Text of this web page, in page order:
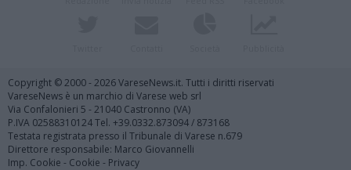
Copyright © 2000 - 2026 VareseNews.it. Tutti i diritti riservati
VareseNews è un marchio di Varese web srl
Via Confalonieri 5 - 21040 Castronno (VA)
P.IVA 02588310124 Tel. +39.0332.873094 / 873168
Testata registrata presso il Tribunale di Varese n.679
Direttore responsabile: Marco Giovannelli
Imp. Cookie - Cookie - Privacy